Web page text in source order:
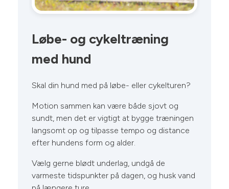
Løbe- og cykeltræning
med hund
Skal din hund med på løbe- eller cykelturen?
Motion sammen kan være både sjovt og
sundt, men det er vigtigt at bygge træningen
langsomt op og tilpasse tempo og distance
efter hundens form og alder.
Vælg gerne blødt underlag, undgå de
varmeste tidspunkter på dagen, og husk vand